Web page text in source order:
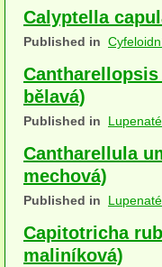
Houby (Fotogalerie)
Apothecia
na dřevě
mykorhizni
terestrické saprotrofní
fungikolní
Calyptella
Published in
bělavá)
Published in Lupenaté
Cantharellula
mechová)
Published in Lupenaté
Capitotricha
maliníková)